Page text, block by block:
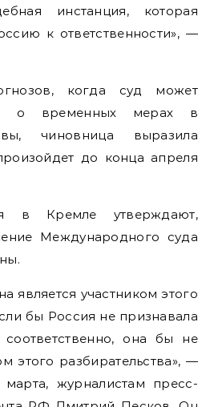
инстанция, которая
к ответственности», —
когда суд может
о временных мерах в
чиновница выразила
до конца апреля
Кремле утверждают,
Международного суда
является участником этого
бы Россия не признавала
она бы не
этого разбирательства», —
журналистам пресс-